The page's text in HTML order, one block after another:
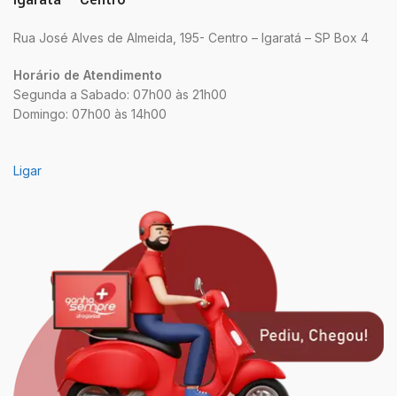
Rua José Alves de Almeida, 195- Centro – Igaratá – SP Box 4
Horário de Atendimento
Segunda a Sabado: 07h00 às 21h00
Domingo: 07h00 às 14h00
Ligar